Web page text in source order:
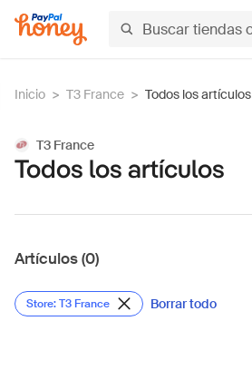
Inicio > T3 France > Todos los artículos
T3 France
Todos los artículos
Artículos (0)
Store: T3 France Borrar todo